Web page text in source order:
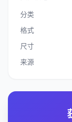
分类
格式
尺寸
来源